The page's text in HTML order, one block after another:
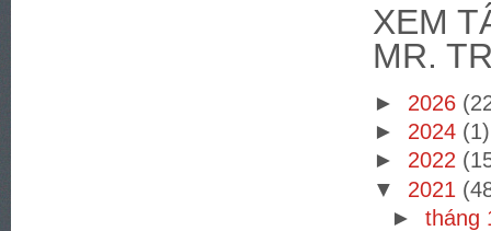
XEM
MR.
► 2026
► 2024 (1)
► 2022
▼ 2021
► tháng